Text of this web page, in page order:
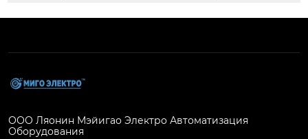
ООО Ляонин Мэйигао Электро Автоматизация
Оборудования